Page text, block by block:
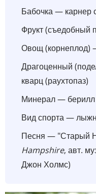
Бабочка — карнер
Фрукт (съедобный
Овощ (корнеплод)
Драгоценный
кварц (раухтопаз)
Минерал — берилл
Вид спорта —
Песня — "Старый
Hampshire, авт.
Джон Холмс)